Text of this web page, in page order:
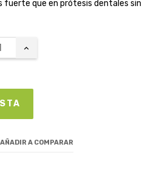
fuerte que en prótesis dentales sin
AÑADIR A COMPARAR